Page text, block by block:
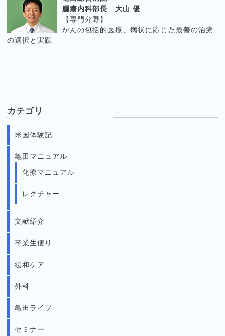
腫瘍内科部長 大山 優
【専門分野】
がんの包括的医療、病状に応じた最善の治療
の選択と実践
カテゴリ
米国体験記
亀田マニュアル
化療マニュアル
レクチャー
文献紹介
卒業生便り
緩和ケア
外科
亀田ライフ
セミナー